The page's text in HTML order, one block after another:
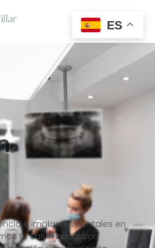
e implantes dentales en
tu salud bucal con
ES